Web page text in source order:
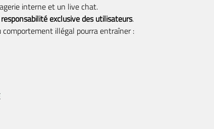
interne et un live chat.
responsabilité exclusive des utilisateurs.
comportement illégal pourra entraîner :